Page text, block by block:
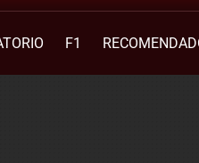
F1